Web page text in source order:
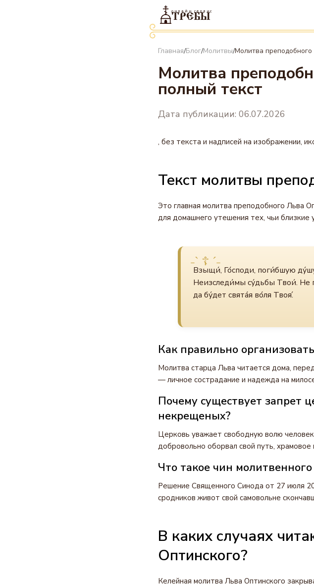
онлайн сервис
ТРЕБЫ
Главная/Блог/Молитвы/Молитва
Молитва
полный текст
Дата публикации: 06.07.2026
, без текста и надписей на изображении,
Текст молитвы
Это главная молитва преподобного Льва
для домашнего утешения тех, чьи близкие
Взыщи́, Го́споди, поги́бшую
Неизследи́мы су́дьбы Твои́. Не
да бу́дет свята́я во́ля Твоя́.
Как правильно
Молитва старца Льва читается дома,
— личное сострадание и надежда на
Почему существует запрет
некрещеных?
Церковь уважает свободную волю
добровольно оборвал свой путь,
Что такое чин
Решение Священного Синода от 27 июля
сродников живот свой самовольне
В каких случаях
Оптинского?
Келейная молитва Льва Оптинского